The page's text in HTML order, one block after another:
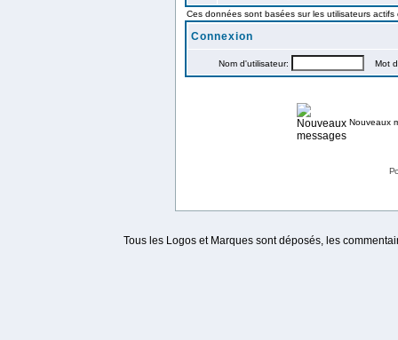
Ces données sont basées sur les utilisateurs
Connexion
Nom d'utilisateur: Mot
Nouveaux
Tous les Logos et Marques sont déposés, les